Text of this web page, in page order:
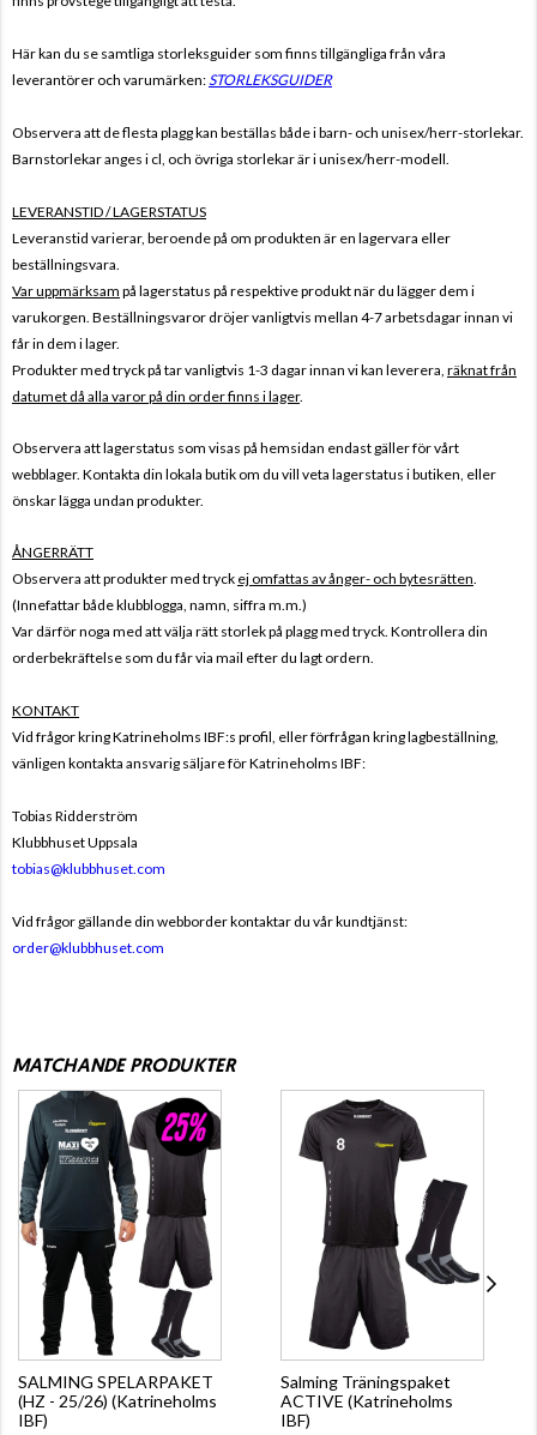
Här kan du se samtliga storleksguider som finns tillgängliga från våra
leverantörer och varumärken:STORLEKSGUIDER
Observera att de flesta plagg kan beställas både i barn- och unisex/herr-storlekar.
Barnstorlekar anges i cl, och övriga storlekar är i unisex/herr-modell.
LEVERANSTID / LAGERSTATUS
Leveranstid varierar, beroende på om produkten är en lagervara eller
beställningsvara.
Var uppmärksam på lagerstatus på respektive produkt när du lägger dem i
varukorgen. Beställningsvaror dröjer vanligtvis mellan 4-7 arbetsdagar innan vi
får in dem i lager.
Produkter med tryck på tar vanligtvis 1-3 dagar innan vi kan leverera, räknat från
datumet då alla varor på din order finns i lager.
Observera att lagerstatus som visas på hemsidan endast gäller för vårt
webblager. Kontakta din lokala butik om du vill veta lagerstatus i butiken, eller
önskar lägga undan produkter.
ÅNGERRÄTT
Observera att produkter med tryck ej omfattas av ånger- och bytesrätten.
(Innefattar både klubblogga, namn, siffra m.m.)
Var därför noga med att välja rätt storlek på plagg med tryck. Kontrollera din
orderbekräftelse som du får via mail efter du lagt ordern.
KONTAKT
Vid frågor kring Katrineholms IBF:s profil, eller förfrågan kring lagbeställning,
vänligen kontakta ansvarig säljare för Katrineholms IBF:
Tobias Ridderström
Klubbhuset Uppsala
tobias@klubbhuset.com
Vid frågor gällande din webborder kontaktar du vår kundtjänst:
order@klubbhuset.com
MATCHANDE PRODUKTER
SALMING SPELARPAKET
(HZ - 25/26) (Katrineholms
IBF)
Salming Träningspaket
ACTIVE (Katrineholms
IBF)